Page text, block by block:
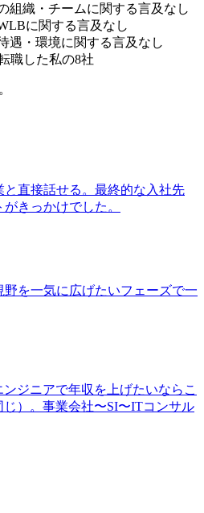
組織・チームに関する言及なし
に関する言及なし
遇・環境に関する言及なし
職した私の8社
直接話せる。最終的な入社先
きっかけでした。
を一気に広げたいフェーズで一
ジニアで年収を上げたいならこ
）。事業会社〜SI〜ITコンサル